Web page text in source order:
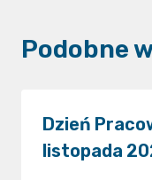
Podobne
Dzień
listopada